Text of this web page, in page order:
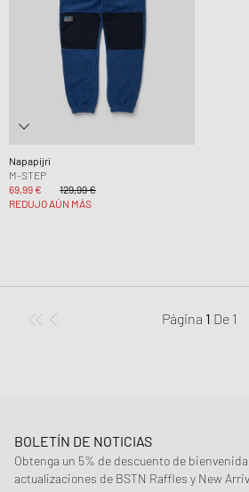
Napapijri
M-STEP
69,99 €
129,99 €
REDUJO AÚN MÁS
Página 1 De 1
BOLETÍN DE NOTICIAS
Obtenga un 5% de descuento de
actualizaciones de BSTN Raffles y New